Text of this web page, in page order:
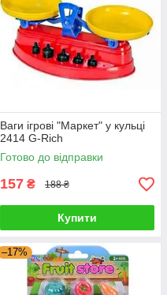
Ваги ігрові "Маркет" у кульці
2414 G-Rich
Готово до відправки
157 ₴ 188 ₴
Купити
–17%